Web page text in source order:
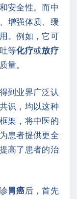
安全性。而中
增强体质、缓
。例如，它可
等化疗或放疗
量。
到业界广泛认
识，均以这种
架，将中医的
患者提供更全
高了患者的治
胃癌后，首先